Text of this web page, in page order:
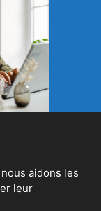
aidons les
leur